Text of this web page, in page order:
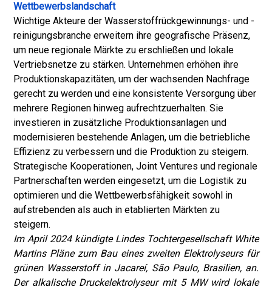
Wettbewerbslandschaft
Wichtige Akteure der Wasserstoffrückgewinnungs- und -
reinigungsbranche erweitern ihre geografische Präsenz,
um neue regionale Märkte zu erschließen und lokale
Vertriebsnetze zu stärken. Unternehmen erhöhen ihre
Produktionskapazitäten, um der wachsenden Nachfrage
gerecht zu werden und eine konsistente Versorgung über
mehrere Regionen hinweg aufrechtzuerhalten. Sie
investieren in zusätzliche Produktionsanlagen und
modernisieren bestehende Anlagen, um die betriebliche
Effizienz zu verbessern und die Produktion zu steigern.
Strategische Kooperationen, Joint Ventures und regionale
Partnerschaften werden eingesetzt, um die Logistik zu
optimieren und die Wettbewerbsfähigkeit sowohl in
aufstrebenden als auch in etablierten Märkten zu
steigern.
Im April 2024 kündigte Lindes Tochtergesellschaft White
Martins Pläne zum Bau eines zweiten Elektrolyseurs für
grünen Wasserstoff in Jacareí, São Paulo, Brasilien, an.
Der alkalische Druckelektrolyseur mit 5 MW wird lokale